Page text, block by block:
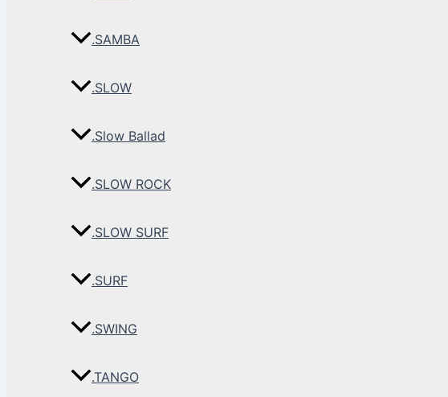
.SAMBA
.SLOW
.Slow Ballad
.SLOW ROCK
.SLOW SURF
.SURF
.SWING
.TANGO